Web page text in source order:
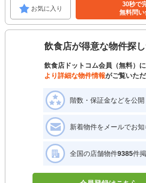
お気に入り
30秒で
無料問い
飲食店が得意な物件探
飲食店ドットコム会員（無料）に
より詳細な物件情報がご覧いた
階数・保証金などを公開
新着物件をメールでお知
全国の店舗物件9385件